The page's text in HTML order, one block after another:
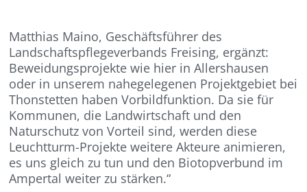
Matthias Maino, Geschäftsführer des
Landschaftspflegeverbands Freising, ergänzt:
Beweidungsprojekte wie hier in Allershausen
oder in unserem nahegelegenen Projektgebiet bei
Thonstetten haben Vorbildfunktion. Da sie für
Kommunen, die Landwirtschaft und den
Naturschutz von Vorteil sind, werden diese
Leuchtturm-Projekte weitere Akteure animieren,
es uns gleich zu tun und den Biotopverbund im
Ampertal weiter zu stärken.“